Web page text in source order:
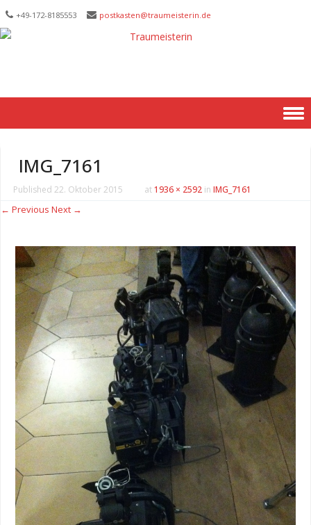
+49-172-­8185553 postkasten@traumeisterin.de
IMG_7161
Published 22. Oktober 2015 at1936 × 2592 in IMG_7161
← Previous Next →